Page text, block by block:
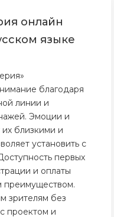
онлайн
языке
благодаря
линии и
Эмоции и
близкими и
установить с
первых
и оплаты
преимуществом.
зрителям без
проектом и